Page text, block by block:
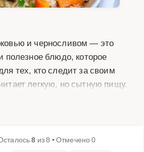
и черносливом — это
полезное блюдо, которое
тех, кто следит за своим
легкую, но сытную пищу.
морковью, пикантным
и яркий цвет, а чернослив
8 из8 • Отмечено0